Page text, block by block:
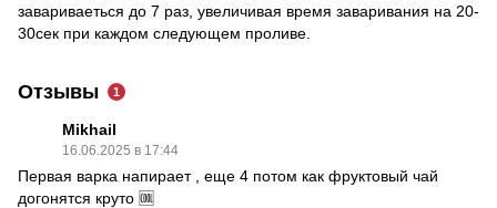
завариваеться до 7 раз, увеличивая время заваривания на 20-
30сек при каждом следующем проливе.
Отзывы 1
Mikhail
16.06.2025 в 17:44
Первая варка напирает , еще 4 потом как фруктовый чай
догонятся круто 🆒